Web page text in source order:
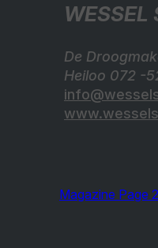
WESSEL
De
Heiloo 072 -
Magazine Page